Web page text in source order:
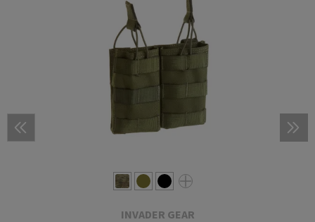
INVADER GEAR